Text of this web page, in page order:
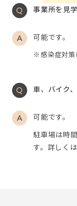
事業所を見
可能です。
感染症対策
車、バイク
可能です。
駐車場は時
す。詳しく